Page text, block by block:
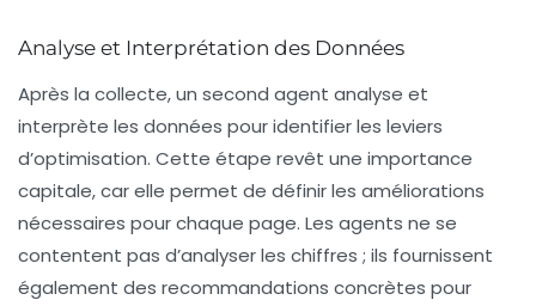
Analyse et Interprétation des Données
Après la collecte, un second agent analyse et
interprète les données pour identifier les leviers
d’optimisation. Cette étape revêt une importance
capitale, car elle permet de définir les améliorations
nécessaires pour chaque page. Les agents ne se
contentent pas d’analyser les chiffres ; ils fournissent
également des recommandations concrètes pour